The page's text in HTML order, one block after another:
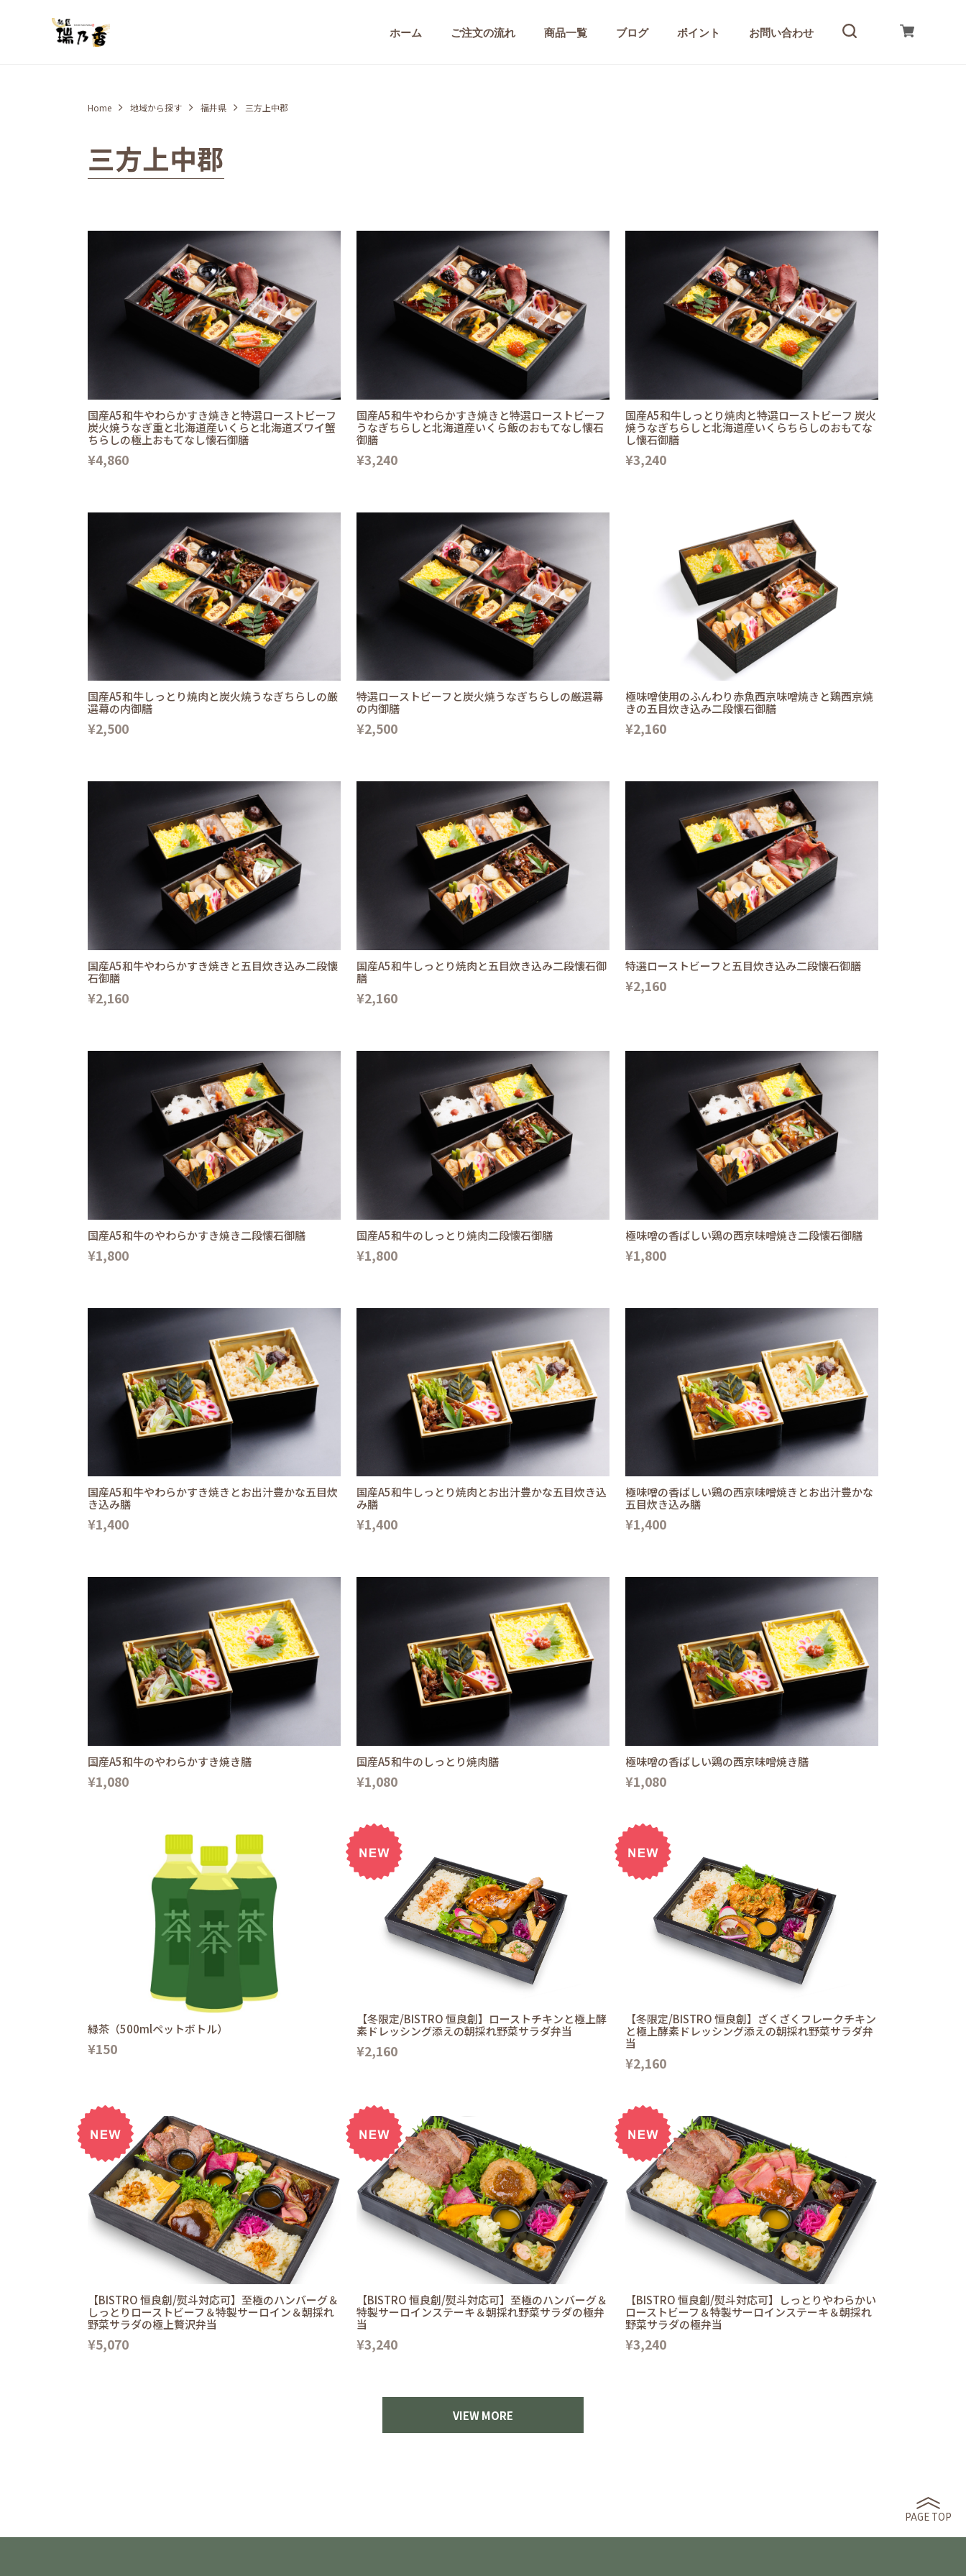
ホーム ご注文の流れ 商品一覧 ブログ ポイント お問い合わせ
Home 地域から探す 福井県 三方上中郡
三方上中郡
国産A5和牛やわらかすき焼きと特選ローストビーフ
炭火焼うなぎ重と北海道産いくらと北海道ズワイ蟹
ちらしの極上おもてなし懐石御膳
¥4,860
国産A5和牛やわらかすき焼きと特選ローストビーフ
うなぎちらしと北海道産いくら飯のおもてなし懐石
御膳
¥3,240
国産A5和牛しっとり焼肉と特選ローストビーフ 炭火
焼うなぎちらしと北海道産いくらちらしのおもてな
し懐石御膳
¥3,240
国産A5和牛しっとり焼肉と炭火焼うなぎちらしの厳
選幕の内御膳
¥2,500
特選ローストビーフと炭火焼うなぎちらしの厳選幕
の内御膳
¥2,500
極味噌使用のふんわり赤魚西京味噌焼きと鶏西京焼
きの五目炊き込み二段懐石御膳
¥2,160
国産A5和牛やわらかすき焼きと五目炊き込み二段懐
石御膳
¥2,160
国産A5和牛しっとり焼肉と五目炊き込み二段懐石御
膳
¥2,160
特選ローストビーフと五目炊き込み二段懐石御膳
¥2,160
国産A5和牛のやわらかすき焼き二段懐石御膳
¥1,800
国産A5和牛のしっとり焼肉二段懐石御膳
¥1,800
極味噌の香ばしい鶏の西京味噌焼き二段懐石御膳
¥1,800
国産A5和牛やわらかすき焼きとお出汁豊かな五目炊
き込み膳
¥1,400
国産A5和牛しっとり焼肉とお出汁豊かな五目炊き込
み膳
¥1,400
極味噌の香ばしい鶏の西京味噌焼きとお出汁豊かな
五目炊き込み膳
¥1,400
国産A5和牛のやわらかすき焼き膳
¥1,080
国産A5和牛のしっとり焼肉膳
¥1,080
極味噌の香ばしい鶏の西京味噌焼き膳
¥1,080
緑茶（500mlペットボトル）
¥150
【冬限定/BISTRO 恒良創】ローストチキンと極上酵
素ドレッシング添えの朝採れ野菜サラダ弁当
¥2,160
【冬限定/BISTRO 恒良創】ざくざくフレークチキン
と極上酵素ドレッシング添えの朝採れ野菜サラダ弁
当
¥2,160
【BISTRO 恒良創/熨斗対応可】至極のハンバーグ＆
しっとりローストビーフ＆特製サーロイン＆朝採れ
野菜サラダの極上贅沢弁当
¥5,070
【BISTRO 恒良創/熨斗対応可】至極のハンバーグ＆
特製サーロインステーキ＆朝採れ野菜サラダの極弁
当
¥3,240
【BISTRO 恒良創/熨斗対応可】しっとりやわらかい
ローストビーフ＆特製サーロインステーキ＆朝採れ
野菜サラダの極弁当
¥3,240
VIEW MORE
PAGE TOP